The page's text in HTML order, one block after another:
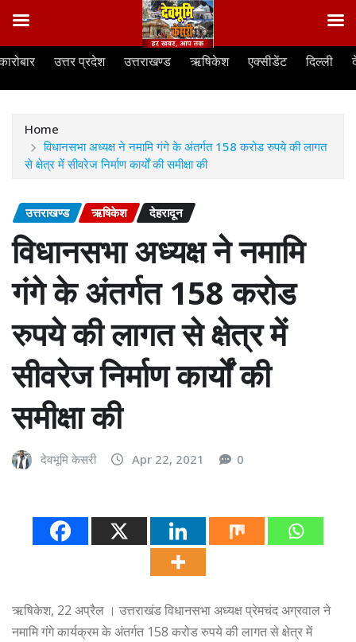
Skip
उत्तर प्रदेश उत्तराखण्ड ऋषिकेश एक्सीडेंट दिल्ली
Home
विधानसभा अध्यक्ष ने नमामि गंगे के अंतर्गत 158 करोड रुपये की लागत
से क्षेत्र में सीवरेज निर्माण कार्यों की समीक्षा की
उत्तराखण्ड ऋषिकेश देहरादून
विधानसभा अध्यक्ष ने नमामि
गंगे के अंतर्गत 158 करोड
रुपये की लागत से क्षेत्र में
सीवरेज निर्माण कार्यों की
समीक्षा की
देवभूमि केसरी Apr 22, 2021 0
ऋषिकेश, 22 अप्रैल । उत्तराखंड विधानसभा अध्यक्ष प्रेमचंद अग्रवाल ने
नमामि गंगे कार्यक्रम के अंतर्गत 158 करोड रुपये की लागत से क्षेत्र में